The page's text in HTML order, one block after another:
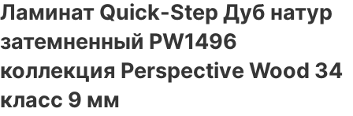
Ламинат Quick-Step Дуб натур
затемненный PW1496
коллекция Perspective Wood 34
класс 9 мм